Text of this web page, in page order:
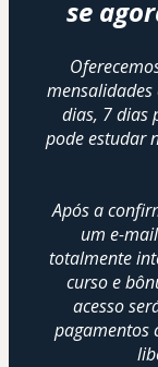
se
mensalidades
dias, 7 dias
pode estudar
Após a
um e-
totalmente
curso e
acesso
pagamentos